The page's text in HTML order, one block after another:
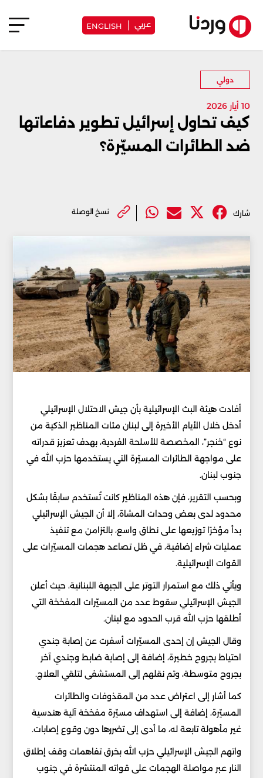
عربي ENGLISH
دولي
10 أيار 2026
كيف تحاول إسرائيل تطوير دفاعاتها
ضد الطائرات المسيّرة؟
شارك نسخ الوصلة
أفادت هيئة البث الإسرائيلية بأن جيش الاحتلال الإسرائيلي
أدخل خلال الأيام الأخيرة إلى لبنان مئات المناظير الذكية من
نوع “خنجر”، المخصصة للأسلحة الفردية، بهدف تعزيز قدراته
على مواجهة الطائرات المسيّرة التي يستخدمها حزب الله في
جنوب لبنان.
وبحسب التقرير، فإن هذه المناظير كانت تُستخدم سابقًا بشكل
محدود لدى بعض وحدات المشاة، إلا أن الجيش الإسرائيلي
بدأ مؤخرًا توزيعها على نطاق واسع، بالتزامن مع تنفيذ
عمليات شراء إضافية، في ظل تصاعد هجمات المسيّرات على
القوات الإسرائيلية.
ويأتي ذلك مع استمرار التوتر على الجبهة اللبنانية، حيث أعلن
الجيش الإسرائيلي سقوط عدد من المسيّرات المفخخة التي
أطلقها حزب الله قرب الحدود مع لبنان.
وقال الجيش إن إحدى المسيّرات أسفرت عن إصابة جندي
احتياط بجروح خطيرة، إضافة إلى إصابة ضابط وجندي آخر
بجروح متوسطة، وتم نقلهم إلى المستشفى لتلقي العلاج.
كما أشار إلى اعتراض عدد من المقذوفات والطائرات
المسيّرة، إضافة إلى استهداف مسيّرة مفخخة آلية هندسية
غير مأهولة تابعة له، ما أدى إلى تضررها دون وقوع إصابات.
واتهم الجيش الإسرائيلي حزب الله بخرق تفاهمات وقف إطلاق
النار عبر مواصلة الهجمات على قواته المنتشرة في جنوب